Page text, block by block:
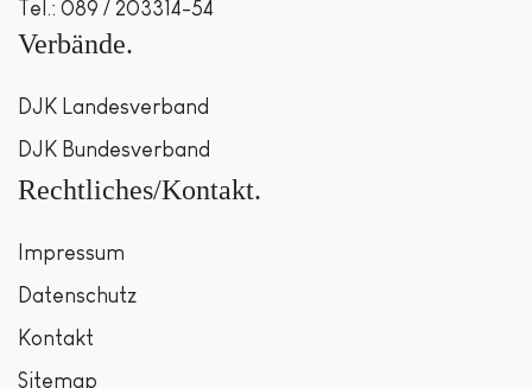
Tel.: 089 / 203314-54
Verbände
DJK Landesverband
DJK Bundesverband
Rechtliches/Kontakt
Impressum
Datenschutz
Kontakt
Sitemap